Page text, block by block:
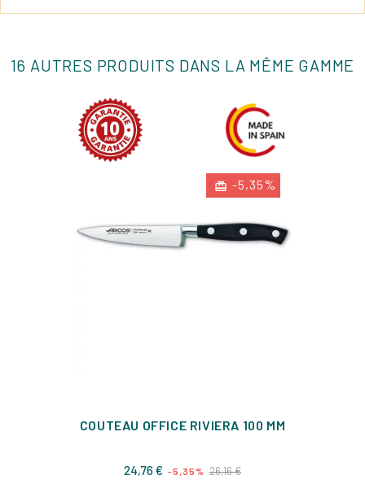
16 AUTRES PRODUITS DANS LA MÊME GAMME
-5,35%
COUTEAU OFFICE RIVIERA 100 MM
24,76 € Prix
-5,35% 26,16 €Prix